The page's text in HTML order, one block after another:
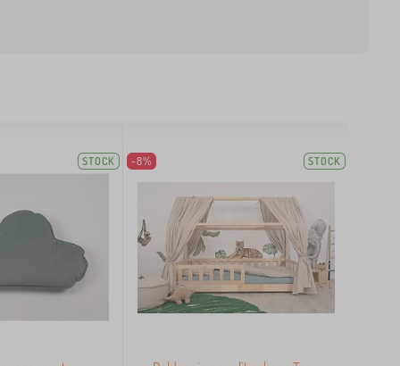
STOCK -8% STOCK